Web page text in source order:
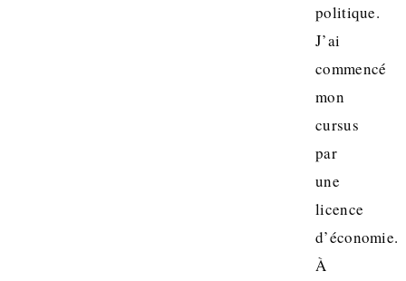
politique.
J’ai
commencé
mon
cursus
par
une
licence
d’économie.
À